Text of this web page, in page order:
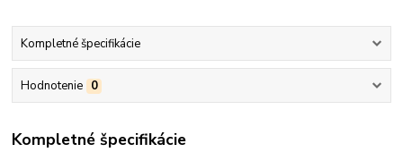
Kompletné špecifikácie
Hodnotenie 0
Kompletné špecifikácie